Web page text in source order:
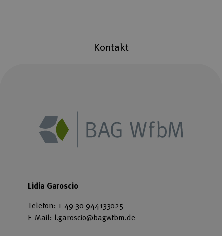
Kontakt
Lidia Garoscio
Telefon: + 49 30 944133025
E-Mail: l.garoscio@bagwfbm.de